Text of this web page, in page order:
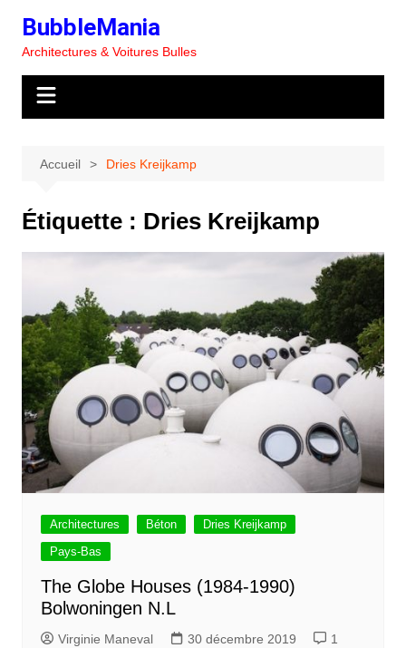
contenu
BubbleMania
Architectures & Voitures Bulles
Accueil Dries Kreijkamp
Étiquette : Dries Kreijkamp
Architectures Béton
Dries Kreijkamp
Pays-Bas
The Globe Houses (1984-1990)
Bolwoningen N.L
Virginie Maneval 30 décembre 2019 1